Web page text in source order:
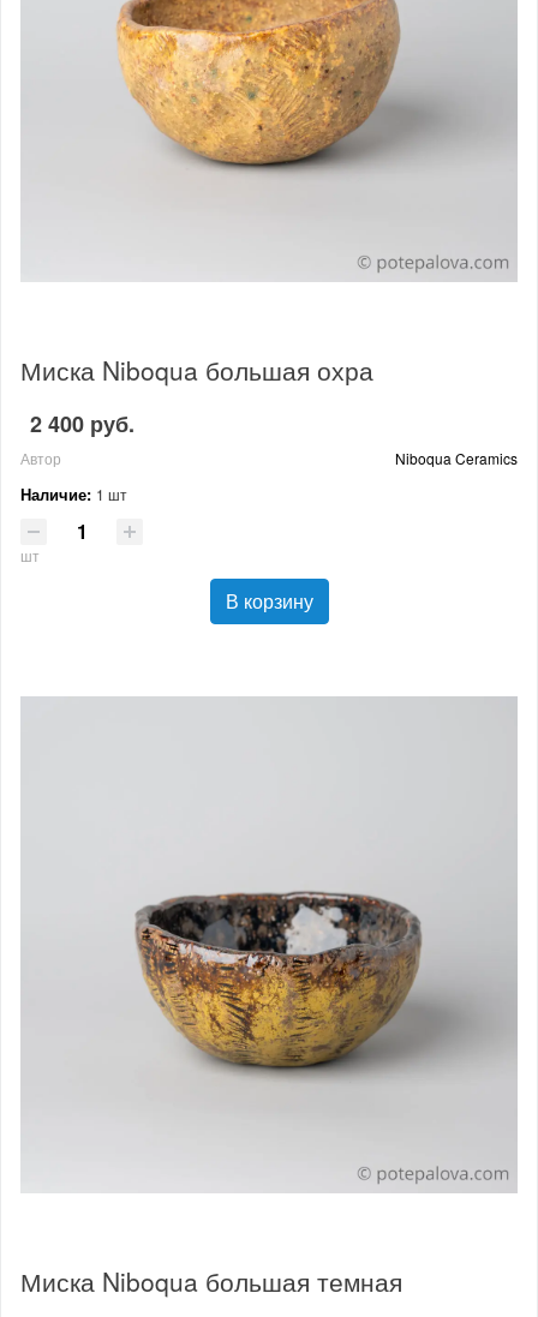
Миска Niboqua большая охра
2 400 руб.
Автор Niboqua Ceramics
Наличие: 1 шт
шт
В корзину
Миска Niboqua большая темная